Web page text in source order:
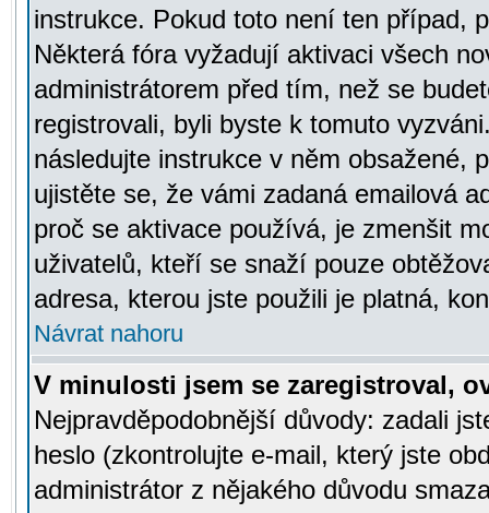
instrukce. Pokud toto není ten případ,
Některá fóra vyžadují aktivaci všech
administrátorem před tím, než se
registrovali, byli byste k tomuto
následujte instrukce v něm obsažené,
ujistěte se, že vámi zadaná emailová
proč se aktivace používá, je zmenšit
uživatelů, kteří se snaží pouze
adresa, kterou jste použili je platná,
Návrat nahoru
V minulosti jsem se zaregistroval,
Nejpravděpodobnější důvody: zadali
heslo (zkontrolujte e-mail, který jste
administrátor z nějakého důvodu